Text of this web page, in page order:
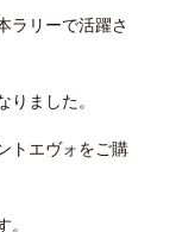
ラリーで活躍さ
ました。
トエヴォをご購